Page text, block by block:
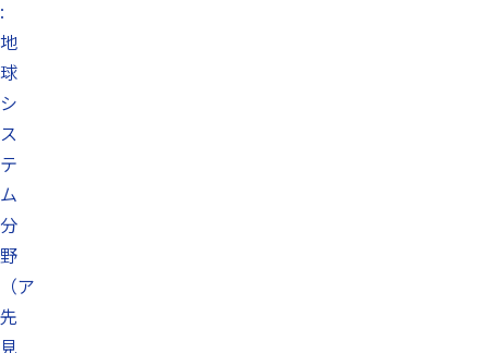
:
地
球
シ
ス
テ
ム
分
野
（ア
先
見